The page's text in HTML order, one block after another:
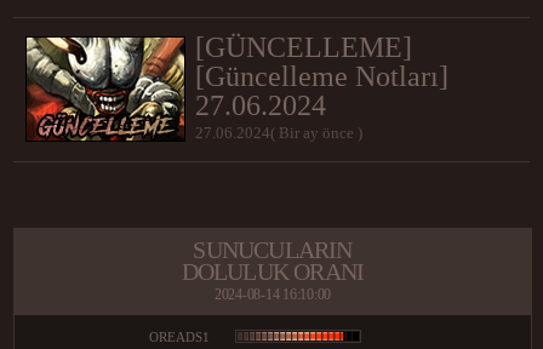
[GÜNCELLEME]
[Güncelleme Notları]
27.06.2024
27.06.2024( Bir ay önce )
SUNUCULARIN
DOLULUK ORANI
2024-08-14 16:10:00
OREADS1